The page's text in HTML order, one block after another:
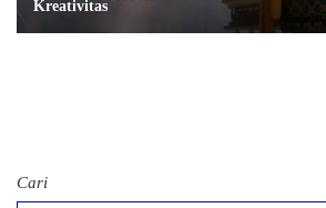
Kreativitas
Cari